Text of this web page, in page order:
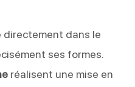
directement dans le
ses formes.
réalisent une mise en